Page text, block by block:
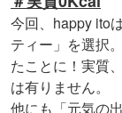
今回、happy ito
ティー」を選択。
たことに！ 実質
は有りません。
他にも「元気の